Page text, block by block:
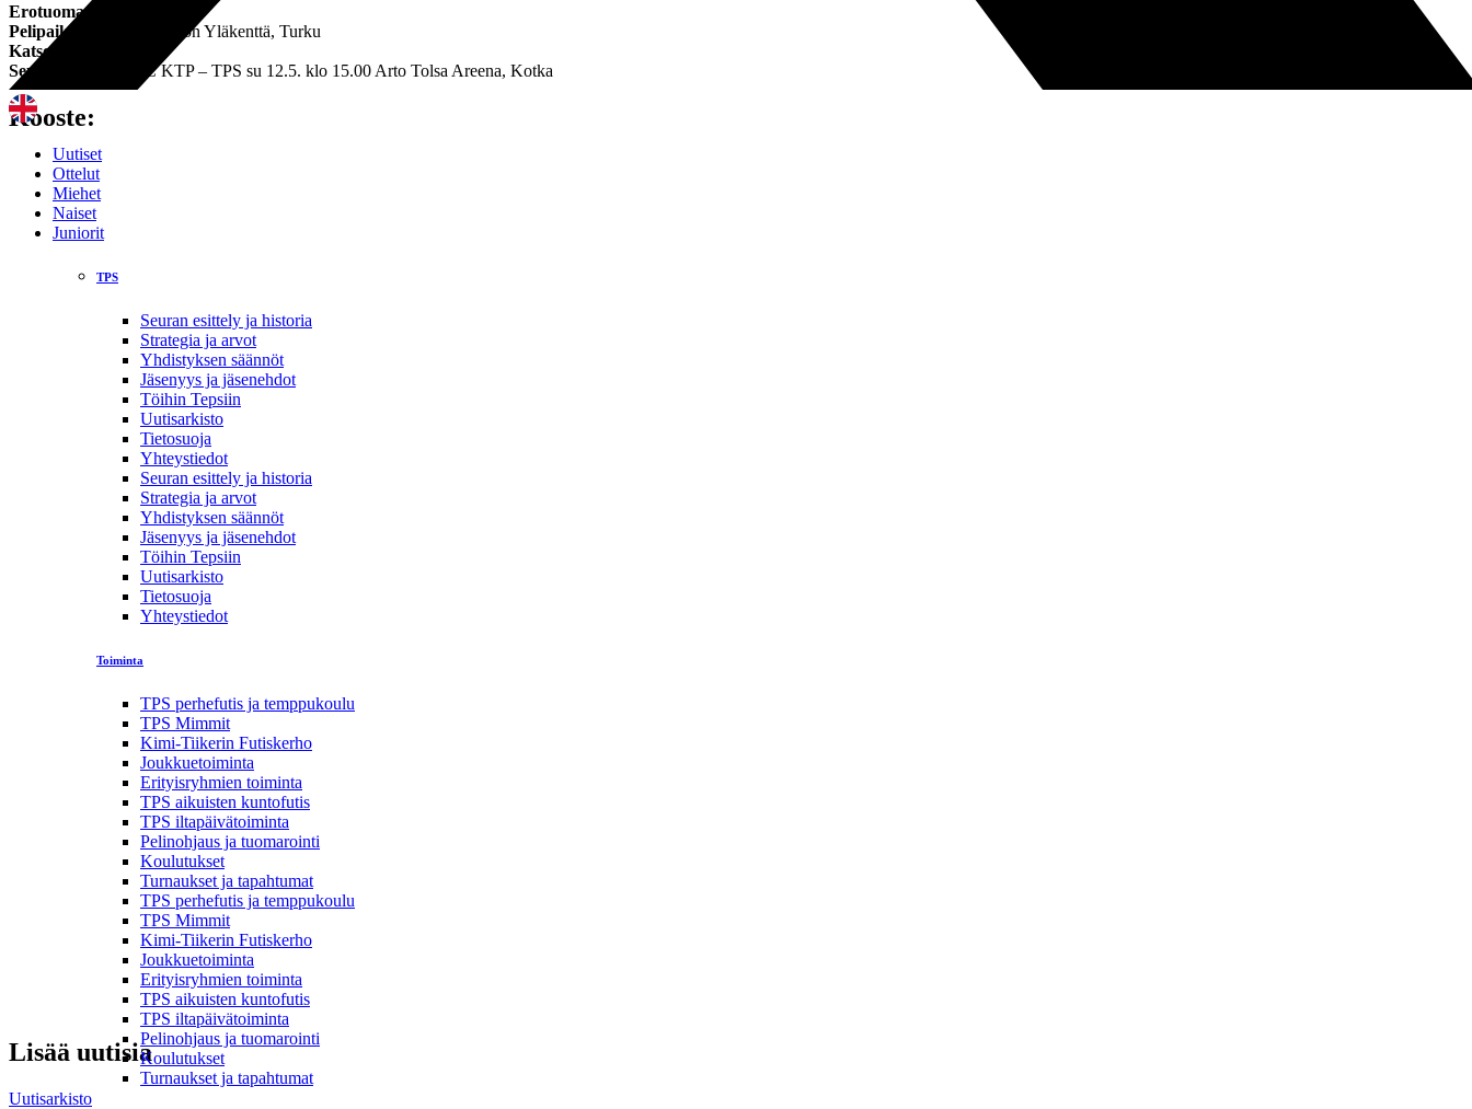
Uutiset
Ottelut
Miehet
Naiset
Juniorit
TPS
Seuran esittely ja historia
Strategia ja arvot
Yhdistyksen säännöt
Jäsenyys ja jäsenehdot
Töihin Tepsiin
Uutisarkisto
Tietosuoja
Yhteystiedot
Seuran esittely ja historia
Strategia ja arvot
Yhdistyksen säännöt
Jäsenyys ja jäsenehdot
Töihin Tepsiin
Uutisarkisto
Tietosuoja
Yhteystiedot
Toiminta
TPS perhefutis ja temppukoulu
TPS Mimmit
Kimi-Tiikerin Futiskerho
Joukkuetoiminta
Erityisryhmien toiminta
TPS aikuisten kuntofutis
TPS iltapäivätoiminta
Pelinohjaus ja tuomarointi
Koulutukset
Turnaukset ja tapahtumat
TPS perhefutis ja temppukoulu
TPS Mimmit
Kimi-Tiikerin Futiskerho
Joukkuetoiminta
Erityisryhmien toiminta
TPS aikuisten kuntofutis
TPS iltapäivätoiminta
Pelinohjaus ja tuomarointi
Koulutukset
Turnaukset ja tapahtumat
Erotuomari:
Pelipaikka:
Urheilupuiston Yläkenttä, Turku
Katsojamäärä:
Seuraava ottelu:
FC KTP – TPS su 12.5. klo 15.00 Arto Tolsa Areena, Kotka
Kooste:
Lisää uutisia
Uutisarkisto